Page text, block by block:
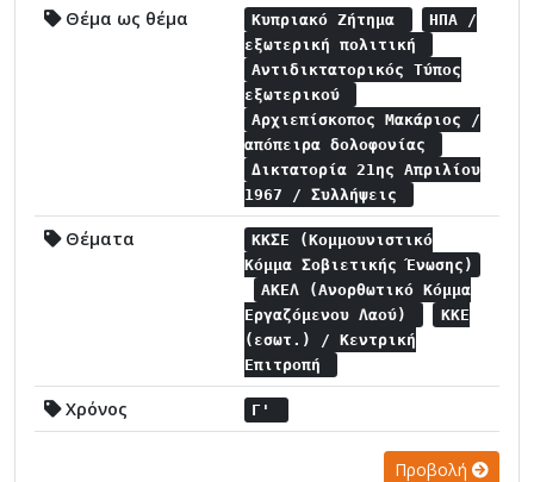
Θέμα ως θέμα Κυπριακό Ζήτημα
ΗΠΑ /
εξωτερική πολιτική
Αντιδικτατορικός Τύπος
εξωτερικού
Αρχιεπίσκοπος Μακάριος /
απόπειρα δολοφονίας
Δικτατορία 21ης Απριλίου
1967 / Συλλήψεις
Θέματα
ΚΚΣΕ (Κομμουνιστικό
Κόμμα Σοβιετικής Ένωσης)
ΑΚΕΛ (Ανορθωτικό Κόμμα
Εργαζόμενου Λαού)
ΚΚΕ
(εσωτ.) / Κεντρική
Επιτροπή
Χρόνος Γ'
Προβολή